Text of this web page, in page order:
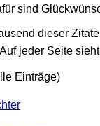
sind
dieser
jeder Seite
Einträge)